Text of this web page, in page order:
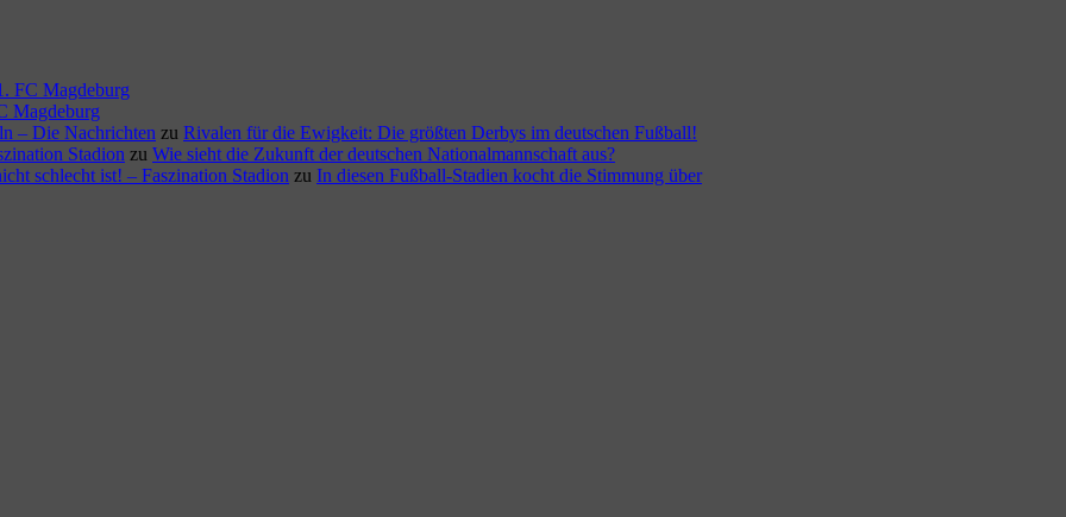
FC Magdeburg
Magdeburg
– Die Nachrichten zu Rivalen für die Ewigkeit: Die größten Derbys im deutschen Fußball!
Stadion zu Wie sieht die Zukunft der deutschen Nationalmannschaft aus?
schlecht ist! – Faszination Stadion zu In diesen Fußball-Stadien kocht die Stimmung über